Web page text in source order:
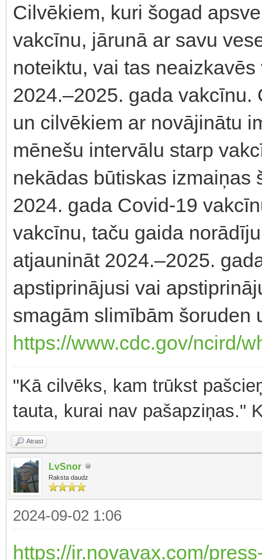
Cilvēkiem, kuri šogad
vakcīnu, jārunā ar savu
noteiktu, vai tas
2024.–2025. gada
un cilvēkiem ar novājinātu
mēnešu intervālu starp
nekādas būtiskas izmaiņas
2024. gada Covid-19
vakcīnu, taču gaida
atjaunināt 2024.–2025.
apstiprinājusi vai
smagām slimībām šoruden
https://www.cdc.gov/ncird/
"Kā cilvēks, kam trūkst
tauta, kurai nav pašapziņas."
Atrast
LvSnor
Raksta daudz
2024-09-02 1:06
https://ir.novavax.com/